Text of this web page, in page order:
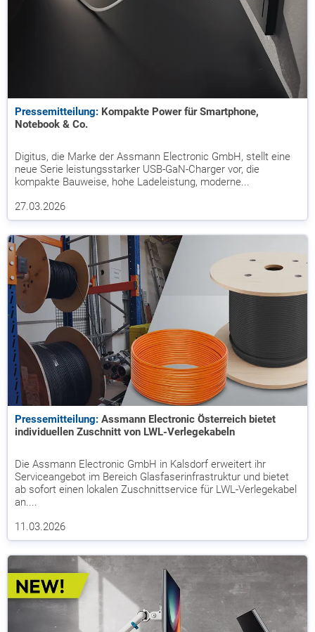
Pressemitteilung: Kompakte Power für Smartphone,
Notebook & Co.
Digitus, die Marke der Assmann Electronic GmbH, stellt eine
neue Serie leistungsstarker USB-GaN-Charger vor, die
kompakte Bauweise, hohe Ladeleistung, moderne...
27.03.2026
Pressemitteilung: Assmann Electronic Österreich bietet
individuellen Zuschnitt von LWL-Verlegekabeln
Die Assmann Electronic GmbH in Kalsdorf erweitert ihr
Serviceangebot im Bereich Glasfaserinfrastruktur und bietet
ab sofort einen lokalen Zuschnittservice für LWL-Verlegekabel
an....
11.03.2026